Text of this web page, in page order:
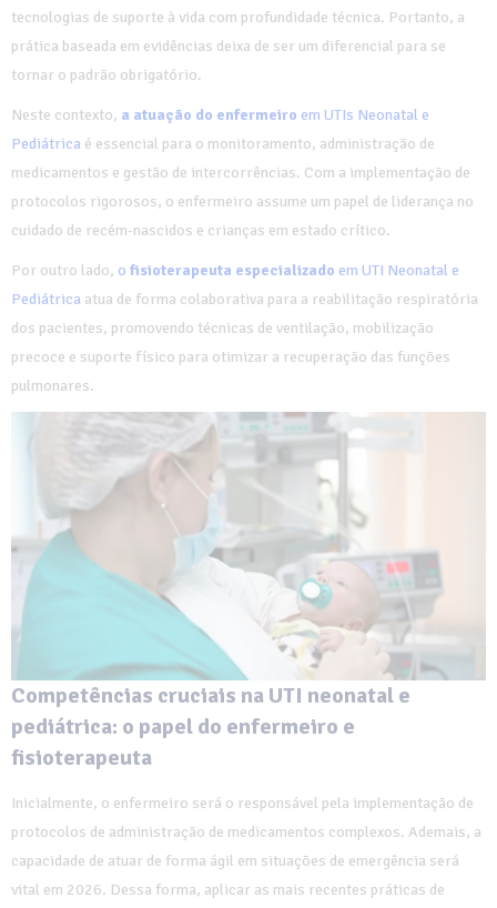
tecnologias de suporte à vida com profundidade técnica. Portanto, a
prática baseada em evidências deixa de ser um diferencial para se
tornar o padrão obrigatório.
Neste contexto, a atuação do enfermeiro em UTIs Neonatal e
Pediátrica é essencial para o monitoramento, administração de
medicamentos e gestão de intercorrências. Com a implementação de
protocolos rigorosos, o enfermeiro assume um papel de liderança no
cuidado de recém-nascidos e crianças em estado crítico.
Por outro lado, o fisioterapeuta especializado em UTI Neonatal e
Pediátrica atua de forma colaborativa para a reabilitação respiratória
dos pacientes, promovendo técnicas de ventilação, mobilização
precoce e suporte físico para otimizar a recuperação das funções
pulmonares.
Competências cruciais na UTI neonatal e
pediátrica: o papel do enfermeiro e
fisioterapeuta
Inicialmente, o enfermeiro será o responsável pela implementação de
protocolos de administração de medicamentos complexos. Ademais, a
capacidade de atuar de forma ágil em situações de emergência será
vital em 2026. Dessa forma, aplicar as mais recentes práticas de